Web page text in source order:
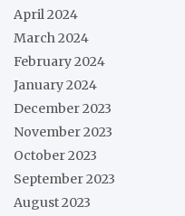
April 2024
March 2024
February 2024
January 2024
December 2023
November 2023
October 2023
September 2023
August 2023